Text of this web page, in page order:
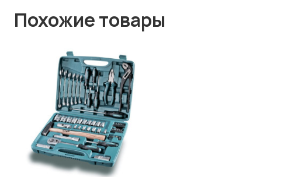
Похожие товары